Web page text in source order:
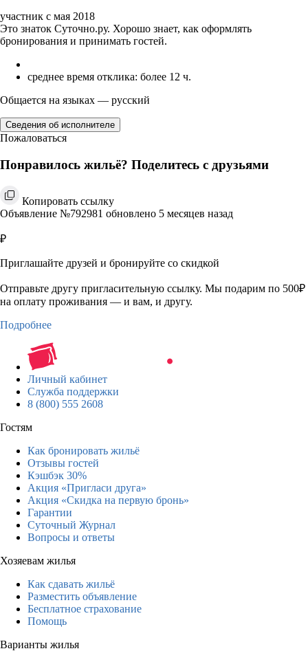
участник с мая 2018
Это знаток Суточно.ру. Хорошо знает, как оформлять
бронирования и принимать гостей.
среднее время отклика: более 12 ч.
Общается на языках — русский
Сведения об исполнителе
Пожаловаться
Понравилось жильё? Поделитесь с друзьями
Копировать ссылку
Объявление №792981 обновлено 5 месяцев назад
₽
Приглашайте друзей и бронируйте со скидкой
Отправьте другу пригласительную ссылку. Мы подарим по 500₽
на оплату проживания — и вам, и другу.
Подробнее
Личный кабинет
Служба поддержки
8 (800) 555 2608
Гостям
Как бронировать жильё
Отзывы гостей
Кэшбэк 30%
Акция «Пригласи друга»
Акция «Скидка на первую бронь»
Гарантии
Суточный Журнал
Вопросы и ответы
Хозяевам жилья
Как сдавать жильё
Разместить объявление
Бесплатное страхование
Помощь
Варианты жилья